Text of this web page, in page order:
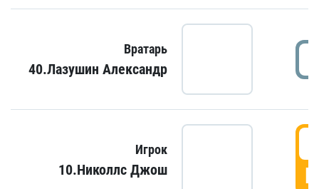
Вратарь
40.Лазушин Александр
Игрок
10.Николлс Джош